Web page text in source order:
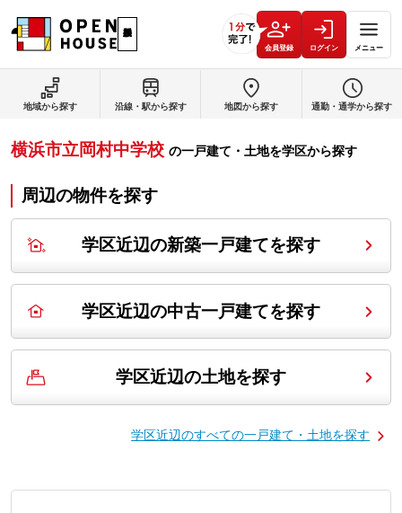
会員登録 ログイン メニュー
地域から探す 沿線・駅から探す 地図から探す 通勤・通学から探す
横浜市立岡村中学校 の一戸建て・土地を学区から探す
周辺の物件を探す
学区近辺の新築一戸建てを探す
学区近辺の中古一戸建てを探す
学区近辺の土地を探す
学区近辺のすべての一戸建て・土地を探す